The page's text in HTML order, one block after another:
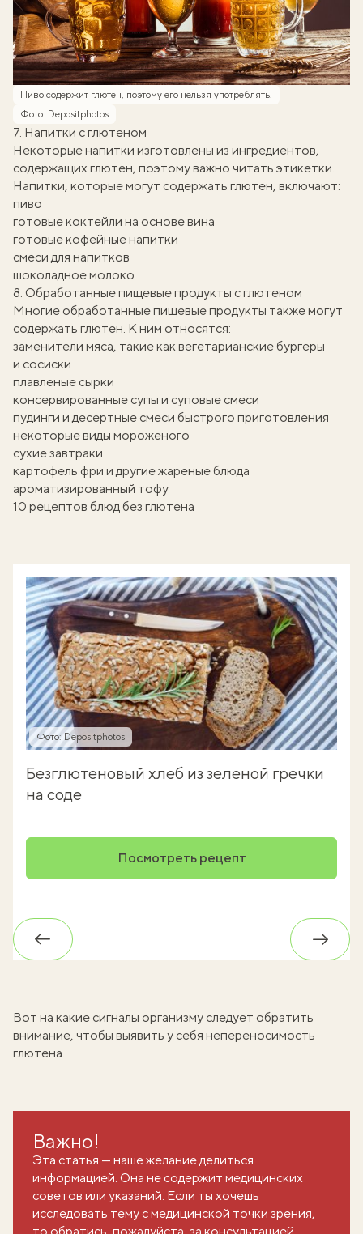
Пиво содержит глютен, поэтому его нельзя употреблять.
Фото: Depositphotos
7. Напитки с глютеном
Некоторые напитки изготовлены из ингредиентов,
содержащих глютен, поэтому важно читать этикетки.
Напитки, которые могут содержать глютен, включают:
пиво
готовые коктейли на основе вина
готовые кофейные напитки
смеси для напитков
шоколадное молоко
8. Обработанные пищевые продукты с глютеном
Многие обработанные пищевые продукты также могут
содержать глютен. К ним относятся:
заменители мяса, такие каквегетарианские бургеры
и сосиски
плавленые сырки
консервированные супы и суповые смеси
пудинги и десертные смеси быстрого приготовления
некоторые виды мороженого
сухие завтраки
картофель фри и другие жареные блюда
ароматизированный тофу
10 рецептов блюд без глютена
Фото: Depositphotos
Безглютеновый хлеб из зеленой гречки
на соде
Посмотреть рецепт
Обратно
Вот на какие сигналы организму следует обратить
внимание, чтобы выявить у себя непереносимость
глютена.
Важно!
Эта статья — наше желание делиться
информацией. Она не содержит медицинских
советов или указаний. Если ты хочешь
исследовать тему с медицинской точки зрения,